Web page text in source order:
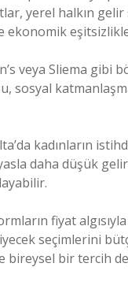
yerel halkın
veya Sliema
sosyal
kadınların
daha düşük
fiyat
seçimlerini
bireysel bir tercih